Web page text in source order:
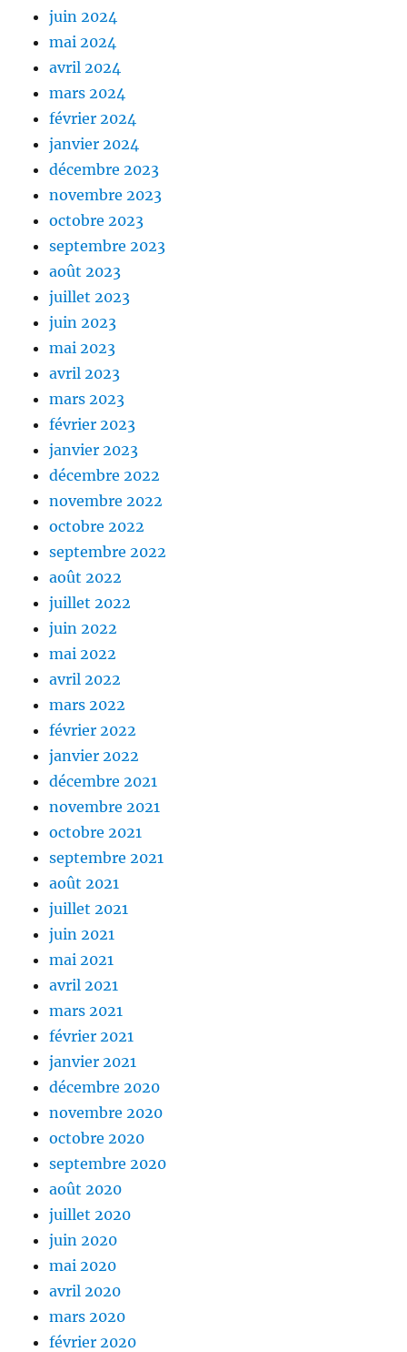
juin 2024
mai 2024
avril 2024
mars 2024
février 2024
janvier 2024
décembre 2023
novembre 2023
octobre 2023
septembre 2023
août 2023
juillet 2023
juin 2023
mai 2023
avril 2023
mars 2023
février 2023
janvier 2023
décembre 2022
novembre 2022
octobre 2022
septembre 2022
août 2022
juillet 2022
juin 2022
mai 2022
avril 2022
mars 2022
février 2022
janvier 2022
décembre 2021
novembre 2021
octobre 2021
septembre 2021
août 2021
juillet 2021
juin 2021
mai 2021
avril 2021
mars 2021
février 2021
janvier 2021
décembre 2020
novembre 2020
octobre 2020
septembre 2020
août 2020
juillet 2020
juin 2020
mai 2020
avril 2020
mars 2020
février 2020